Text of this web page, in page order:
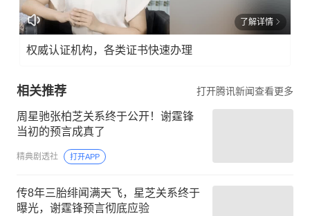
了解详情
权威认证机构，各类证书快速办理
相关推荐 打开腾讯新闻查看更多
周星驰张柏芝关系终于公开！谢霆锋
当初的预言成真了
精典剧透社 打开APP
传8年三胎绯闻满天飞，星芝关系终于
曝光，谢霆锋预言彻底应验